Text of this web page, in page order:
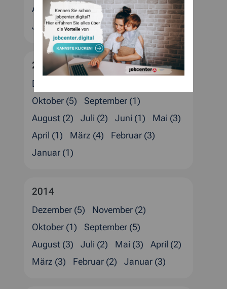
April (4) März (2)
Februar (4)
Januar (3)
2015
Dezember (4)
Oktober (5)
September (1)
August (2)
Juli (2) Juni (1)
Mai (3)
April (1)
März (4)
Februar (3)
Januar (1)
2014
Dezember (5)
November (2)
Oktober (1)
September (5)
August (3)
Juli (2) Mai (3)
April (2)
März (3)
Februar (2) Januar (3)